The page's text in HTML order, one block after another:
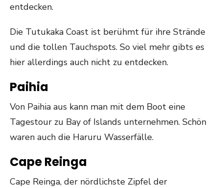
entdecken.
Die Tutukaka Coast ist berühmt für ihre Strände
und die tollen Tauchspots. So viel mehr gibts es
hier allerdings auch nicht zu entdecken.
Paihia
Von Paihia aus kann man mit dem Boot eine
Tagestour zu Bay of Islands unternehmen. Schön
waren auch die Haruru Wasserfälle.
Cape Reinga
Cape Reinga, der nördlichste Zipfel der